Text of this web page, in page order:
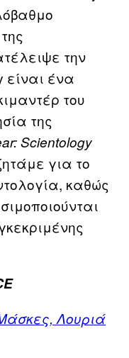
την
είναι ένα
του
της
Scientology
για το
καθώς
Λουριά